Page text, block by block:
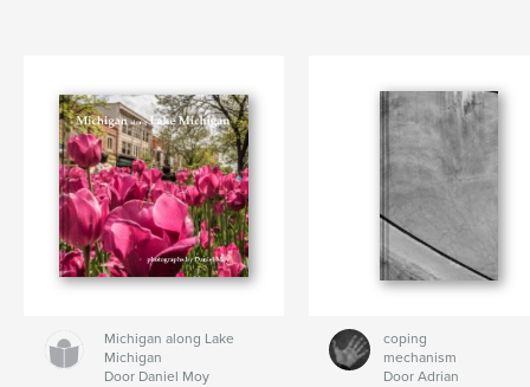
Michigan along Lake
Michigan
Door Daniel Moy
coping
mechanism
Door Adrian